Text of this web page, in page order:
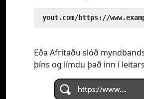
yout.com/https://
Eða Afritaðu slóð
þíns og límdu það inn í